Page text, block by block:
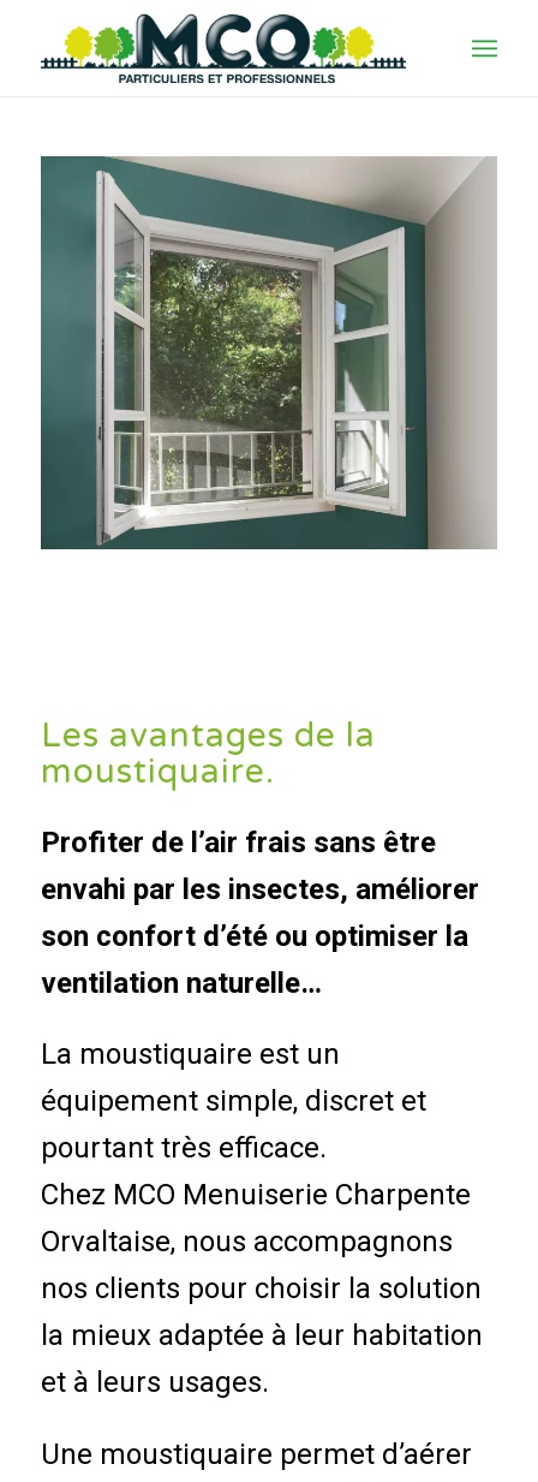
Les avantages de la
moustiquaire.
Profiter de l’air frais sans être
envahi par les insectes, améliorer
son confort d’été ou optimiser la
ventilation naturelle…
La moustiquaire est un
équipement simple, discret et
pourtant très efficace.
Chez MCO Menuiserie Charpente
Orvaltaise, nous accompagnons
nos clients pour choisir la solution
la mieux adaptée à leur habitation
et à leurs usages.
Une moustiquaire permet d’aérer